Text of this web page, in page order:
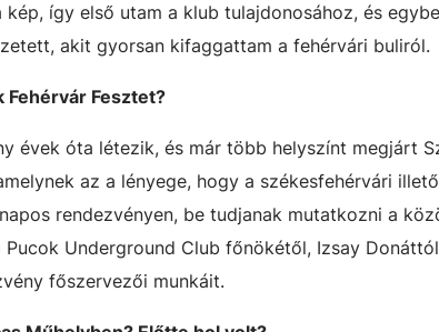
kép, így első utam a klub tulajdonosához, és
akit gyorsan kifaggattam a fehérvári buliról.
Fesztet?
évek óta létezik, és már több helyszínt megjárt
az a lényege, hogy a székesfehérvári
rendezvényen, be tudjanak mutatkozni a
Pucok Underground Club főnökétől, Izsay
főszervezői munkáit.